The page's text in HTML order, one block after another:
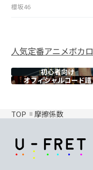
櫻坂46
人気定番アニメボカロ
初心者向け
オフィシャルコード譜
TOP 摩擦係数